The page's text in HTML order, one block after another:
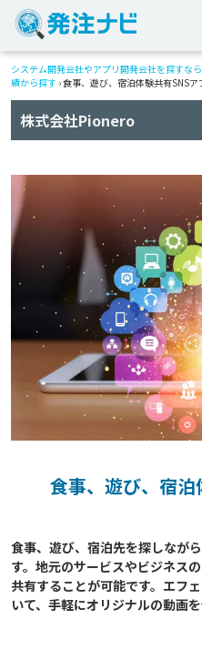
システム開発会社やアプリ開発会社を探すな
績から探す ›食事、遊び、宿泊体験共有SNSア
株式会社Pionero
食事、遊び、宿泊
食事、遊び、宿泊先を探しなが
す。地元のサービスやビジネス
共有することが可能です。エフ